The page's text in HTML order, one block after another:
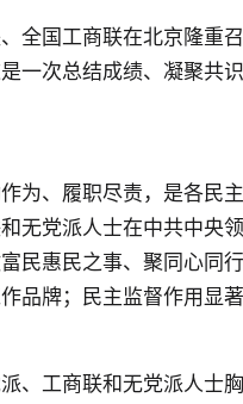
全国工商联在北京隆重
一次总结成绩、凝聚共
、履职尽责，是各民主
无党派人士在中共中央
民惠民之事、聚同心同
品牌；民主监督作用显
工商联和无党派人士胸